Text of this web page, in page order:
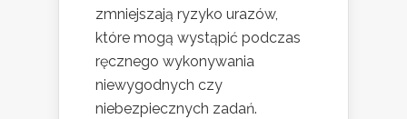
zmniejszają ryzyko urazów,
które mogą wystąpić podczas
ręcznego wykonywania
niewygodnych czy
niebezpiecznych zadań.